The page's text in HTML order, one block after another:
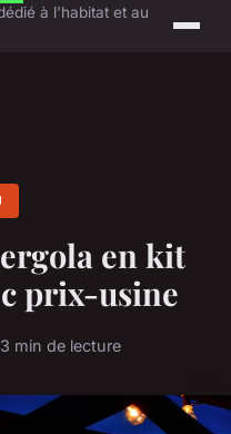
à l'habitat et au
en kit
prix-usine
3 min de lecture